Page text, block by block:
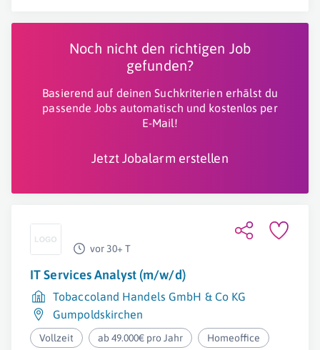
Noch nicht den richtigen Job
gefunden?
Basierend auf deinen Suchkriterien erhälst du
passende Jobs automatisch und kostenlos per
E-Mail!
Jetzt Jobalarm erstellen
vor 30+ T
IT Services Analyst (m/w/d)
Tobaccoland Handels GmbH & Co KG
Gumpoldskirchen
Vollzeit ab 49.000€ pro Jahr Homeoffice